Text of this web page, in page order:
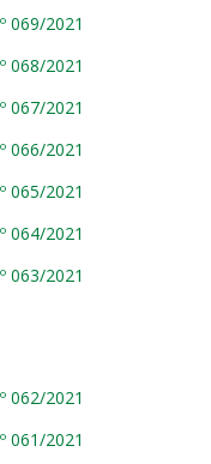
069/2021
068/2021
067/2021
066/2021
065/2021
064/2021
063/2021
062/2021
061/2021